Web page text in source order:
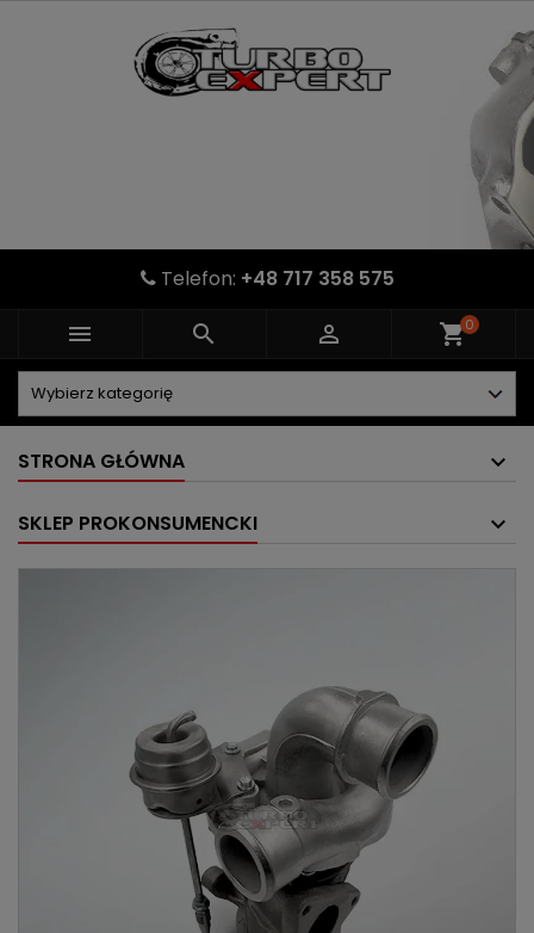
Telefon: +48 717 358 575
   shopping_cart0
STRONA GŁÓWNA
SKLEP PROKONSUMENCKI